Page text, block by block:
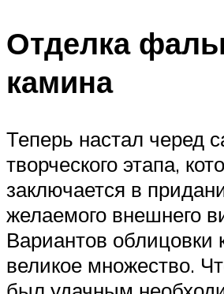
Отделка
камина
Теперь настал черед
творческого этапа,
заключается в
желаемого внешнего
Вариантов облицовки
великое множество.